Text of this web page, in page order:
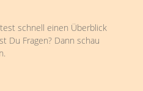
schnell einen Überblick
Du Fragen? Dann schau